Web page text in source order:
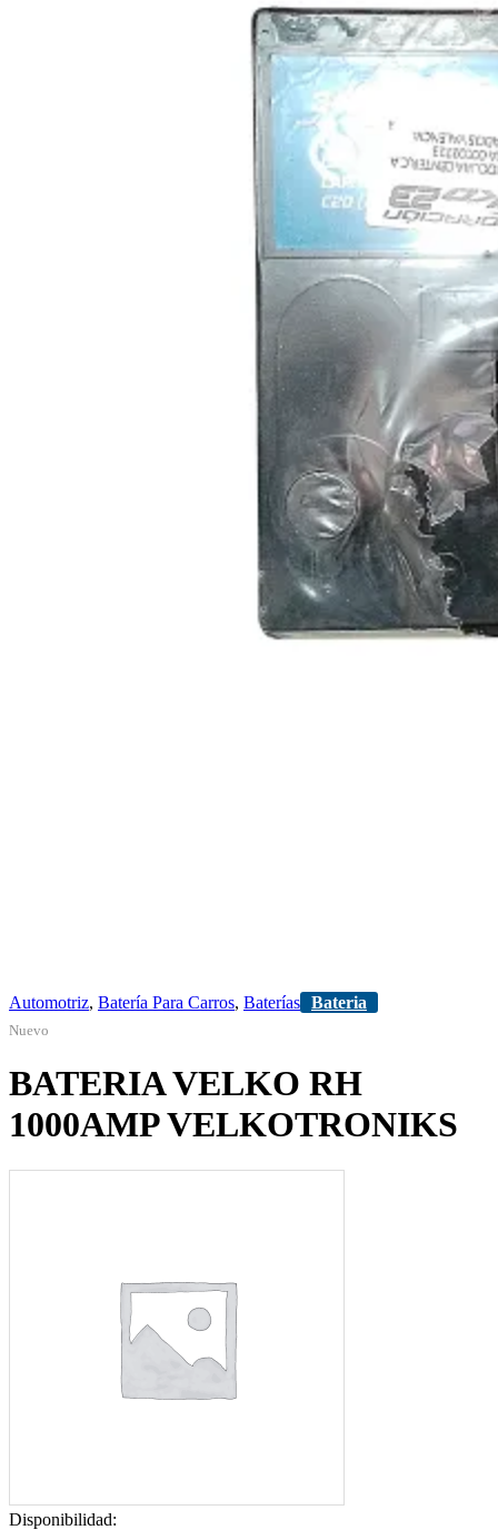
Automotriz, Batería Para Carros, Baterías Bateria
Nuevo
BATERIA VELKO RH
1000AMP VELKOTRONIKS
Disponibilidad: